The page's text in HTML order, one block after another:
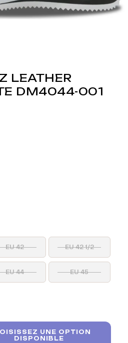
LEATHER
DM4044-001
EU 42 EU 42 1/2
EU 44 EU 45
UNE OPTION
DISPONIBLE